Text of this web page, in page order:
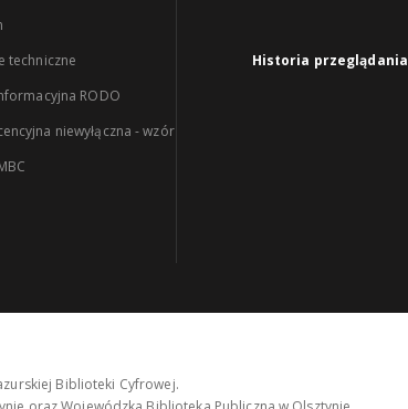
techniczne
RODO
niewyłączna - wzór
Historia przeglądania
Biblioteki Cyfrowej.